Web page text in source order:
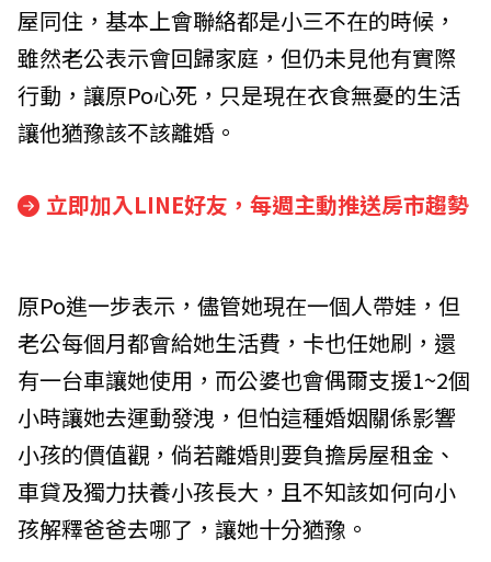
屋同住，基本上會聯絡都是小三不在的時候，
雖然老公表示會回歸家庭，但仍未見他有實際
行動，讓原Po心死，只是現在衣食無憂的生活
讓他猶豫該不該離婚。
立即加入LINE好友，每週主動推送房市趨勢
原Po進一步表示，儘管她現在一個人帶娃，但
老公每個月都會給她生活費，卡也任她刷，還
有一台車讓她使用，而公婆也會偶爾支援1~2個
小時讓她去運動發洩，但怕這種婚姻關係影響
小孩的價值觀，倘若離婚則要負擔房屋租金、
車貸及獨力扶養小孩長大，且不知該如何向小
孩解釋爸爸去哪了，讓她十分猶豫。